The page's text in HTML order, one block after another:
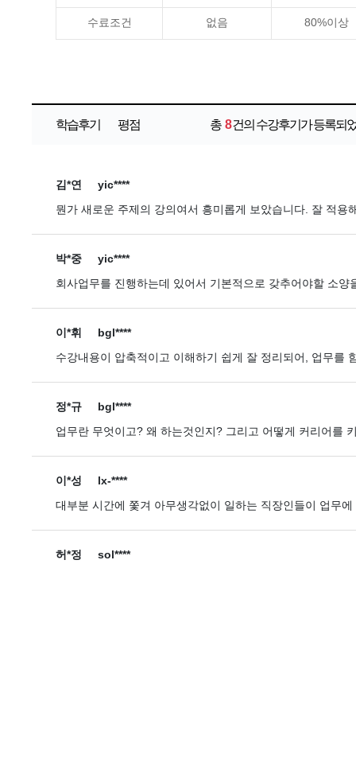
수료조건 없음 80%이상
학습후기 평점 총 8건의 수강후기가 등록되
김*연
yic****
뭔가 새로운 주제의 강의여서 흥미롭게 보았습니다. 잘 적용
박*중
yic****
회사업무를 진행하는데 있어서 기본적으로 갖추어야할 소
이*휘
bgl****
수강내용이 압축적이고 이해하기 쉽게 잘 정리되어, 업무를
정*규
bgl****
업무란 무엇이고? 왜 하는것인지? 그리고 어떻게 커리어를
이*성
lx-****
대부분 시간에 쫓겨 아무생각없이 일하는 직장인들이 업무
허*정
sol****